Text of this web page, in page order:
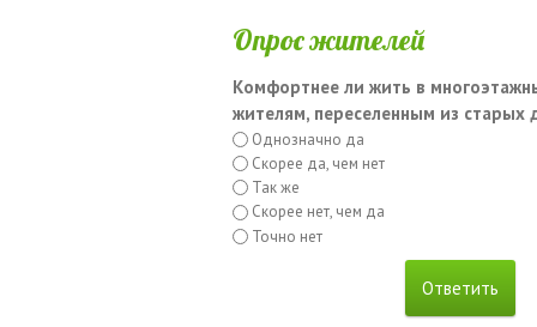
Опрос жителей
Комфортнее ли жить в
жителям, переселенным из старых
Однозначно да
Скорее да, чем нет
Так же
Скорее нет, чем да
Точно нет